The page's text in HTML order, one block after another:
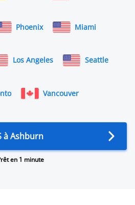
Phoenix Miami
Los Angeles Seattle
Vancouver
à Ashburn
en 1 minute